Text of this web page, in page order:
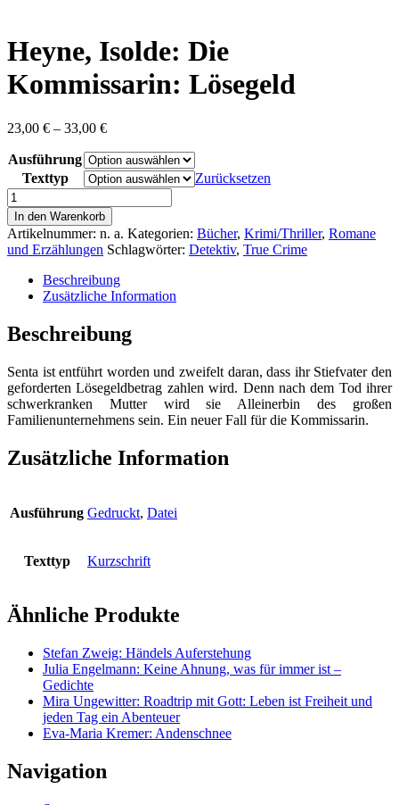
Heyne, Isolde: Die
Kommissarin: Lösegeld
23,00 € – 33,00 €Preisspanne:
bis
33,00 €
Ausführung
Texttyp
Zurücksetzen
Heyne,
Isolde:
Die
Kommissarin:
Lösegeld
Menge
In den Warenkorb
Artikelnummer: n. a. Kategorien: Bücher, Krimi/Thriller, Romane
und Erzählungen Schlagwörter: Detektiv, True Crime
Beschreibung
Zusätzliche Information
Beschreibung
Senta ist entführt worden und zweifelt daran, dass ihr Stiefvater den
geforderten Lösegeldbetrag zahlen wird. Denn nach dem Tod ihrer
schwerkranken Mutter wird sie Alleinerbin des großen
Familienunternehmens sein. Ein neuer Fall für die Kommissarin.
Zusätzliche Information
Ausführung Gedruckt, Datei
Texttyp Kurzschrift
Ähnliche Produkte
Stefan Zweig: Händels Auferstehung
Julia Engelmann: Keine Ahnung, was für immer ist –
Gedichte
Mira Ungewitter: Roadtrip mit Gott: Leben ist Freiheit und
jeden Tag ein Abenteuer
Eva-Maria Kremer: Andenschnee
Navigation